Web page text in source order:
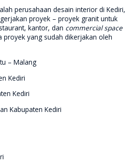
perusahaan desain interior di Kediri,
proyek – proyek granit untuk
kantor, dan commercial space
proyek yang sudah dikerjakan oleh
– Malang
Kediri
Kediri
Kabupaten Kediri